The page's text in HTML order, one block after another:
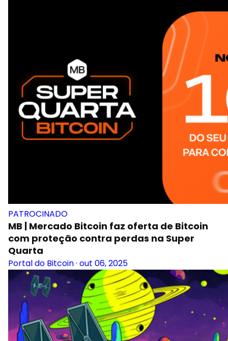
PATROCINADO
MB | Mercado Bitcoin faz oferta de Bitcoin
com proteção contra perdas na Super
Quarta
Portal do Bitcoin· out 06, 2025